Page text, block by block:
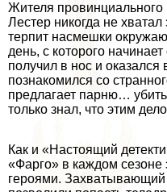
Жителя
Лестер никогда не
терпит насмешки
день, с которого
получил в нос и оказался
познакомился со
предлагает парню…
только знал, что этим
Как и «Настоящий
«Фарго» в каждом сезоне
героями.